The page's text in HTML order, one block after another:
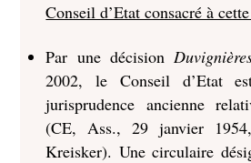
Conseil d’Etat consacré à
Par une décision
2002, le Conseil d’Etat
jurisprudence ancienne
(CE, Ass., 29 janvier
Kreisker). Une circulaire